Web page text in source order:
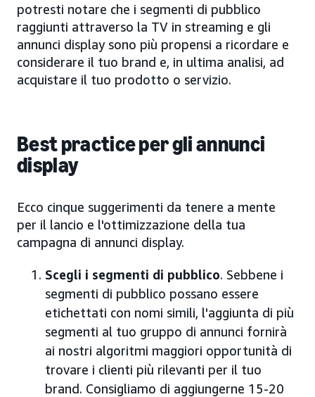
potresti notare che i segmenti di pubblico
raggiunti attraverso la TV in streaming e gli
annunci display sono più propensi a ricordare e
considerare il tuo brand e, in ultima analisi, ad
acquistare il tuo prodotto o servizio.
Best practice per gli annunci
display
Ecco cinque suggerimenti da tenere a mente
per il lancio e l'ottimizzazione della tua
campagna di annunci display.
Scegli i segmenti di pubblico. Sebbene i
segmenti di pubblico possano essere
etichettati con nomi simili, l'aggiunta di più
segmenti al tuo gruppo di annunci fornirà
ai nostri algoritmi maggiori opportunità di
trovare i clienti più rilevanti per il tuo
brand. Consigliamo di aggiungerne 15-20